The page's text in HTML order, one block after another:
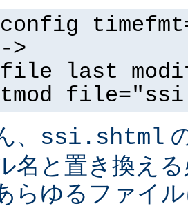
>
file last
、 ssi.shtml
名と置き換え
らゆるファイ